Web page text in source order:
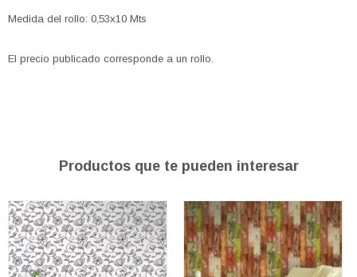
Medida del rollo: 0,53x10 Mts
El precio publicado corresponde a un rollo.
Productos que te pueden interesar